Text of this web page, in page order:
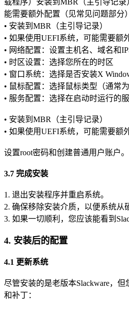
能需要额外配置（见常见问题部分）
• 安装到MBR（主引导记录）
• 如果使用UEFI系统，可能需要额
• 网络配置：设置主机名、域名和
• 时区设置：选择您所在的时区
• 窗口系统：选择是否安装X
• 鼠标配置：选择鼠标类型（通常为
• 服务配置：选择在启动时运行的
• 安装到MBR（主引导记录）
• 如果使用UEFI系统，可能需要额
设置root密码和创建普通用户账户。
3.7 完成安装
1. 退出安装程序并重启系统。
2. 确保移除安装介质，以便系统从
3. 如果一切顺利，您应该能看到
4. 安装后的配置
4.1 更新系统
尽管安装的是老版本Slackware，
和补丁：